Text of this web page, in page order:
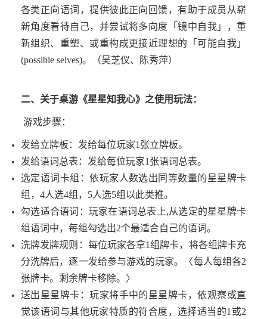
各类正向语词，提供彼此正向回馈，有助于成员从崭
新角度看待自己，并尝试将多向度「镜中自我」，重
新组织、重塑、或重构成更接近理想的「可能自我」
(possible selves)。（吴芝仪、陈秀萍）
二、关于桌游《星星知我心》之使用玩法：
游戏步骤：
发给立牌板：发给每位玩家1 张立牌板。
发给语词总表：发给每位玩家1 张语词总表。
选定语词卡组：依玩家人数选出同等数量的星星牌卡
组， 4人选4组， 5人选5组以此类推。
勾选适合语词：玩家在语词总表上,从选定的星星牌卡
组语词中，每组勾选出2个最适合自己的语词。
洗牌发牌规则：每位玩家各拿1组牌卡，将各组牌卡充
分洗牌后，逐一发给参与游戏的玩家。〈每人每组各2
张牌卡。剩余牌卡移除。〉
送出星星牌卡：玩家将手中的星星牌卡，依观察或直
觉该语词与其他玩家特质的符合度，选择适当的1 或2